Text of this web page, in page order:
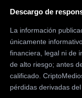
Descargo de
La información
únicamente
financiera, legal ni de
de alto riesgo; antes
calificado.
pérdidas derivadas